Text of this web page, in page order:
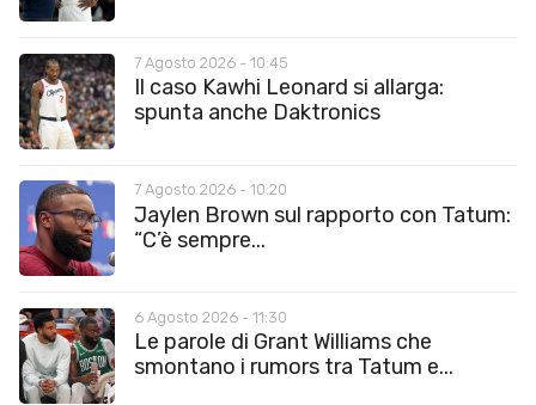
7 Agosto 2026 - 10:45
Il caso Kawhi Leonard si allarga:
spunta anche Daktronics
7 Agosto 2026 - 10:20
Jaylen Brown sul rapporto con Tatum:
“C’è sempre...
6 Agosto 2026 - 11:30
Le parole di Grant Williams che
smontano i rumors tra Tatum e...